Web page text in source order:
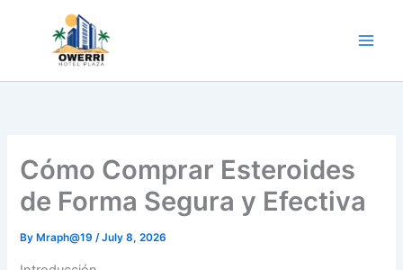
Cómo Comprar Esteroides
de Forma Segura y Efectiva
By Mraph@19/July 8, 2026